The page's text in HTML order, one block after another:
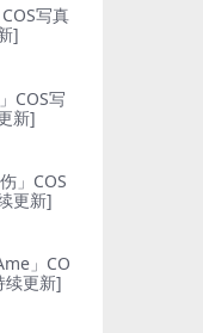
写真
]
COS写
新]
」COS
更新]
」CO
续更新]